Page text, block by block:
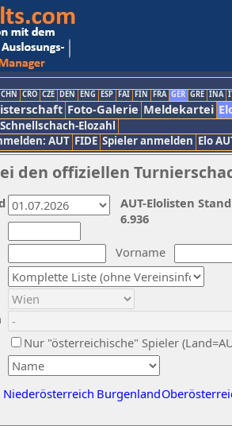
CHN CRO CZE DEN ENG ESP FAI FIN FRA GER GRE INA
Foto-Galerie Meldekartei
Schnellschach-Elozahl
AUT FIDE Spieler anmelden Elo
den offiziellen
Vorname
Nur "österreichische" Spieler
Niederösterreich Burgenland
AUT-Elolisten
6.936